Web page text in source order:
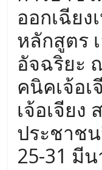
ออกเฉียง
หลักสูตร
อัจฉริยะ
คนิคเจ้อ
เจ้อเจียง
ประชาช
25-31 มี